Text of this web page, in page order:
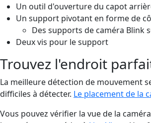
Un outil d'ouverture du capot
Un support pivotant en forme de
Des supports de caméra Blink
Deux vis pour le support
Trouvez l'endroit
La meilleure détection de mouvement
difficiles à détecter. Le placement de la
Vous pouvez vérifier la vue de la